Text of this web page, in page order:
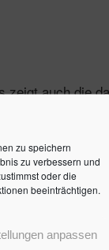
zu speichern
zu verbessern und
oder die
beeinträchtigen.
anpassen
auch die
Umsetzung
Neugestaltung
Logistik und